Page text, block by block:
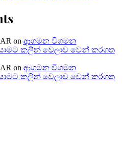
on ආගමන විගමන
කලින් වෙලාව වෙන් කරගත
on ආගමන විගමන
කලින් වෙලාව වෙන් කරගත